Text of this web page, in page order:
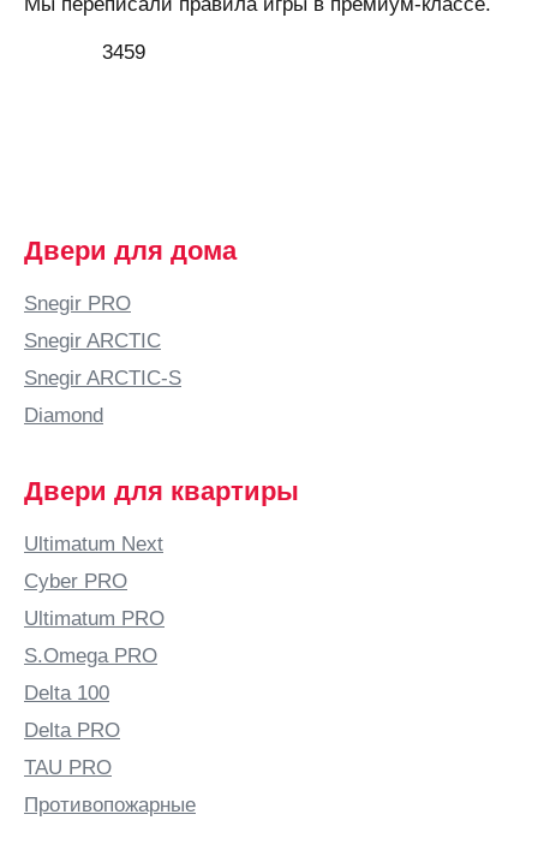
3459
Двери для дома
Snegir PRO
Snegir ARCTIC
Snegir ARCTIC-S
Diamond
Двери для квартиры
Ultimatum Next
Cyber PRO
Ultimatum PRO
S.Omega PRO
Delta 100
Delta PRO
TAU PRO
Противопожарные